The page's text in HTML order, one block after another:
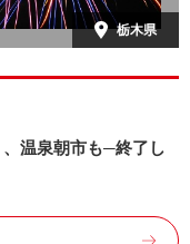
栃木県
温泉朝市も─終了し